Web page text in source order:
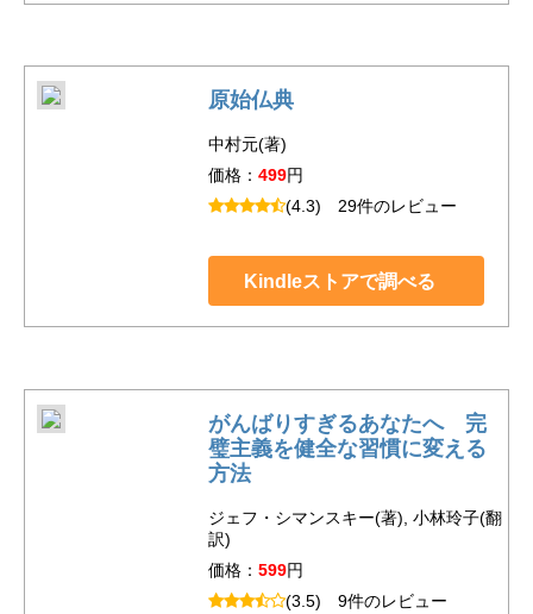
原始仏典
中村元(著)
価格： 499円
(4.3) 29件のレビュー
Kindleストアで調べる
がんばりすぎるあなたへ 完
璧主義を健全な習慣に変える
方法
ジェフ・シマンスキー(著), 小林玲子(翻
訳)
価格： 599円
(3.5) 9件のレビュー